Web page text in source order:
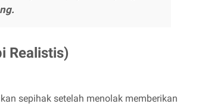
Realistis)
sepihak setelah menolak memberikan